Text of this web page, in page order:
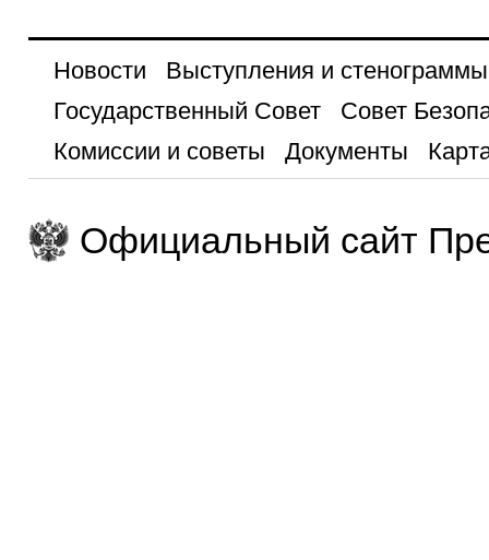
Новости
Выступления и стенограммы
Государственный Совет
Совет
Комиссии и советы
Документы
Официальный сайт